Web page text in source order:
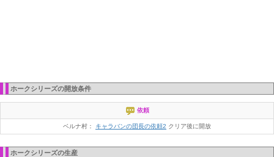
ホークシリーズの開放条件
依頼
ベルナ村： キャラバンの団長の依頼2 クリア後に開放
ホークシリーズの生産